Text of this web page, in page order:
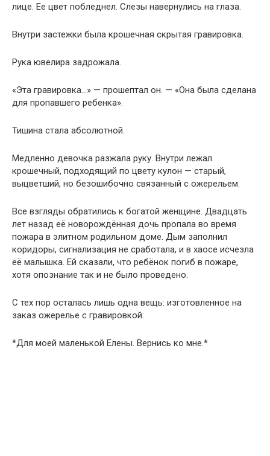
лице. Ее цвет побледнел. Слезы навернулись на глаза.
Внутри застежки была крошечная скрытая гравировка.
Рука ювелира задрожала.
«Эта гравировка…» — прошептал он. — «Она была сделана
для пропавшего ребенка».
Тишина стала абсолютной.
Медленно девочка разжала руку. Внутри лежал
крошечный, подходящий по цвету кулон — старый,
выцветший, но безошибочно связанный с ожерельем.
Все взгляды обратились к богатой женщине. Двадцать
лет назад её новорождённая дочь пропала во время
пожара в элитном родильном доме. Дым заполнил
коридоры, сигнализация не сработала, и в хаосе исчезла
её малышка. Ей сказали, что ребёнок погиб в пожаре,
хотя опознание так и не было проведено.
С тех пор осталась лишь одна вещь: изготовленное на
заказ ожерелье с гравировкой:
*Для моей маленькой Елены. Вернись ко мне.*